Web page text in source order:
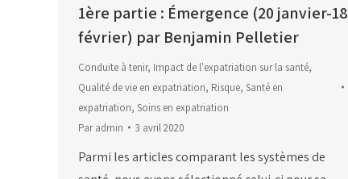
1ère partie : Émergence (20 janvier-18
février) par Benjamin Pelletier
Conduite à tenir, Impact de l'expatriation sur la santé,
Qualité de vie en expatriation, Risque, Santé en
expatriation, Soins en expatriation
Paradmin 3 avril 2020
Parmi les articles comparant les systèmes de